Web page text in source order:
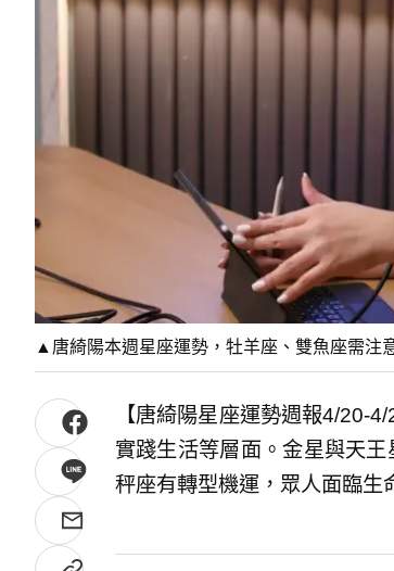
▲唐綺陽本週星座運勢，牡羊座、雙魚座需注
【唐綺陽星座運勢週報4/20-
實踐生活等層面。金星與天
秤座有轉型機運，眾人面臨生